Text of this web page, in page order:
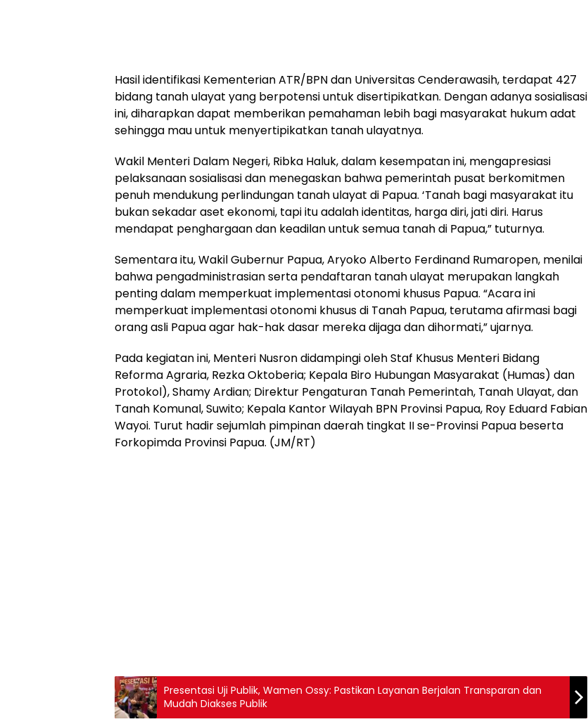
Hasil identifikasi Kementerian ATR/BPN dan Universitas Cenderawasih, terdapat 427
bidang tanah ulayat yang berpotensi untuk disertipikatkan. Dengan adanya sosialisasi
ini, diharapkan dapat memberikan pemahaman lebih bagi masyarakat hukum adat
sehingga mau untuk menyertipikatkan tanah ulayatnya.
Wakil Menteri Dalam Negeri, Ribka Haluk, dalam kesempatan ini, mengapresiasi
pelaksanaan sosialisasi dan menegaskan bahwa pemerintah pusat berkomitmen
penuh mendukung perlindungan tanah ulayat di Papua. ‘Tanah bagi masyarakat itu
bukan sekadar aset ekonomi, tapi itu adalah identitas, harga diri, jati diri. Harus
mendapat penghargaan dan keadilan untuk semua tanah di Papua,” tuturnya.
Sementara itu, Wakil Gubernur Papua, Aryoko Alberto Ferdinand Rumaropen, menilai
bahwa pengadministrasian serta pendaftaran tanah ulayat merupakan langkah
penting dalam memperkuat implementasi otonomi khusus Papua. “Acara ini
memperkuat implementasi otonomi khusus di Tanah Papua, terutama afirmasi bagi
orang asli Papua agar hak-hak dasar mereka dijaga dan dihormati,” ujarnya.
Pada kegiatan ini, Menteri Nusron didampingi oleh Staf Khusus Menteri Bidang
Reforma Agraria, Rezka Oktoberia; Kepala Biro Hubungan Masyarakat (Humas) dan
Protokol), Shamy Ardian; Direktur Pengaturan Tanah Pemerintah, Tanah Ulayat, dan
Tanah Komunal, Suwito; Kepala Kantor Wilayah BPN Provinsi Papua, Roy Eduard Fabian
Wayoi. Turut hadir sejumlah pimpinan daerah tingkat II se-Provinsi Papua beserta
Forkopimda Provinsi Papua. (JM/RT)
Presentasi Uji Publik, Wamen Ossy: Pastikan Layanan Berjalan Transparan dan
Mudah Diakses Publik